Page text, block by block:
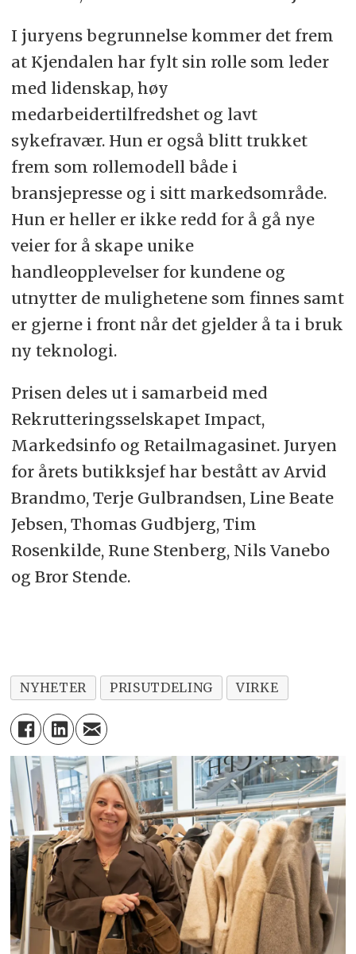
I juryens begrunnelse kommer det frem
at Kjendalen har fylt sin rolle som leder
med lidenskap, høy
medarbeidertilfredshet og lavt
sykefravær. Hun er også blitt trukket
frem som rollemodell både i
bransjepresse og i sitt markedsområde.
Hun er heller er ikke redd for å gå nye
veier for å skape unike
handleopplevelser for kundene og
utnytter de mulighetene som finnes samt
er gjerne i front når det gjelder å ta i bruk
ny teknologi.
Prisen deles ut i samarbeid med
Rekrutteringsselskapet Impact,
Markedsinfo og Retailmagasinet. Juryen
for årets butikksjef har bestått av Arvid
Brandmo, Terje Gulbrandsen, Line Beate
Jebsen, Thomas Gudbjerg, Tim
Rosenkilde, Rune Stenberg, Nils Vanebo
og Bror Stende.
NYHETER PRISUTDELING VIRKE